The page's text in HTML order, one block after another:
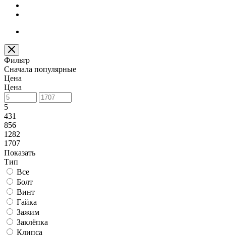
Фильтр
Сначала популярные
Цена
Цена
5
431
856
1282
1707
Показать
Тип
Все
Болт
Винт
Гайка
Зажим
Заклёпка
Клипса